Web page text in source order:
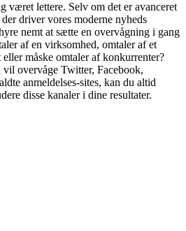
været lettere. ​Selv om det er a​va​nceret
driver vores moderne nyheds​​
nemt at ​sætte en overvågning ​i gang​
​af​ e​n​ ​virksomhed​, ​omtaler af ​et
måske ​omtaler af ​konkurrenter?
overvåge Twitter, Facebook,
anmeldelses-sites, kan du altid
disse kanaler i dine resultater.